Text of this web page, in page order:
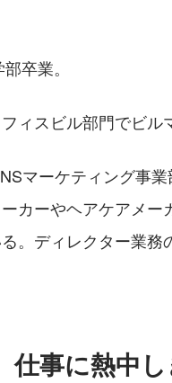
卒業。
ィスビル部門でビル
マーケティング事
カーやヘアケアメ
。ディレクター業
事に熱中し